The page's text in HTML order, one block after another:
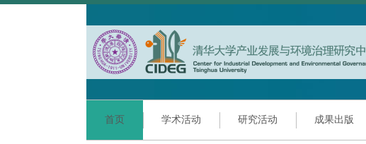
首页 学术活动 研究活动 成果出版